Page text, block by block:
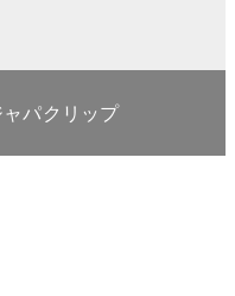
パクリップ